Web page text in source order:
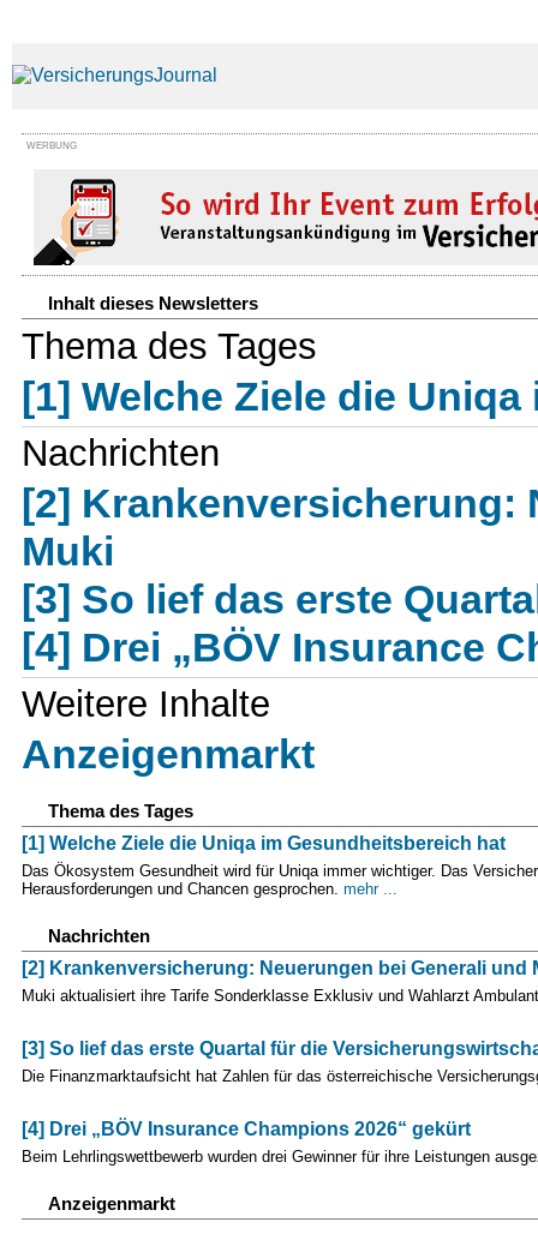
WERBUNG
Inhalt dieses Newsletters
Thema des Tages
[1] Welche Ziele die
Nachrichten
[2] Krankenversicherung:
Muki
[3] So lief das erste
[4] Drei „BÖV Insurance
Weitere Inhalte
Anzeigenmarkt
Thema des Tages
[1] Welche Ziele die Uniqa im Gesundheitsbereich hat
Das Ökosystem Gesundheit wird für Uniqa immer wichtiger. Das
Herausforderungen und Chancen gesprochen. mehr ...
Nachrichten
[2] Krankenversicherung: Neuerungen bei Generali und
Muki aktualisiert ihre Tarife Sonderklasse Exklusiv und Wahlarzt
[3] So lief das erste Quartal für die
Die Finanzmarktaufsicht hat Zahlen für das österreichische
[4] Drei „BÖV Insurance Champions 2026“ gekürt
Beim Lehrlingswettbewerb wurden drei Gewinner für ihre Leistungen
Anzeigenmarkt